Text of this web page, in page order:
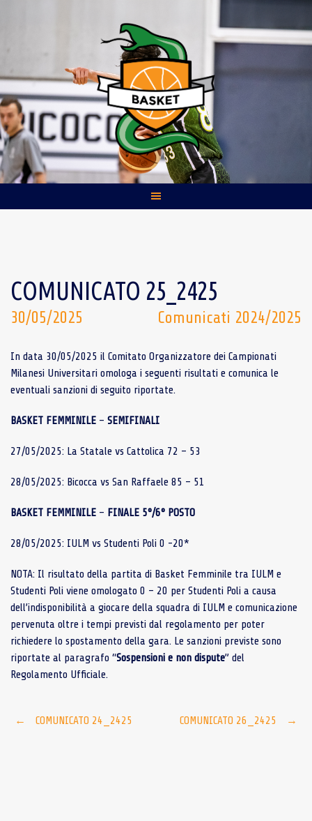
COMUNICATO 25_2425
Comunicati 2024/2025
30/05/2025
In data 30/05/2025 il Comitato Organizzatore dei Campionati
Milanesi Universitari omologa i seguenti risultati e comunica le
eventuali sanzioni di seguito riportate.
BASKET FEMMINILE – SEMIFINALI
27/05/2025: La Statale vs Cattolica 72 – 53
28/05/2025: Bicocca vs San Raffaele 85 – 51
BASKET FEMMINILE – FINALE 5°/6° POSTO
28/05/2025: IULM vs Studenti Poli 0 -20*
NOTA: Il risultato della partita di Basket Femminile tra IULM e
Studenti Poli viene omologato 0 – 20 per Studenti Poli a causa
dell’indisponibilità a giocare della squadra di IULM e comunicazione
pervenuta oltre i tempi previsti dal regolamento per poter
richiedere lo spostamento della gara. Le sanzioni previste sono
riportate al paragrafo “Sospensioni e non dispute” del
Regolamento Ufficiale.
Post
← COMUNICATO 24_2425 COMUNICATO 26_2425 →